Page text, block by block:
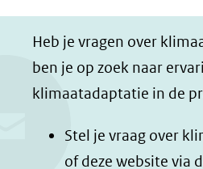
l
e
n
l
e
n
l
e
n
z
e
p
Heb je vragen over
ben je op zoek naar
klimaatadaptatie in de
Stel je vraag over
of deze website via